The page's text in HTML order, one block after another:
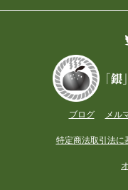
ブログ メル
特定商法取引法に